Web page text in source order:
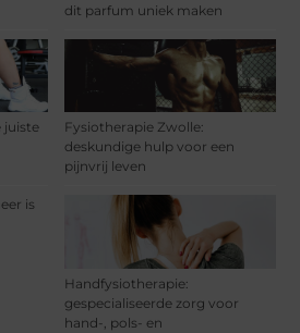
dit parfum uniek maken
juiste
Fysiotherapie Zwolle:
deskundige hulp voor een
pijnvrij leven
is
Handfysiotherapie:
gespecialiseerde zorg voor
hand-, pols- en